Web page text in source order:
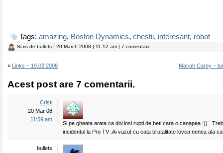
Tags: amazing, Boston Dynamics, chestii, interesant, robot
Scris de bullets | 20 March 2008 | 11:12 am | 7 comentarii
« Links – 19.03.2008 Mariah Carey –
Acest post are 7 comentarii.
Cristi
20 Mar 08
11:59 am
Si pe gheata arata ca doi insi rupti de beti cara o canapea :)) .
incidentul la Pro TV .Ai vazut cu cata brutalitate lovea nenea ala
bullets